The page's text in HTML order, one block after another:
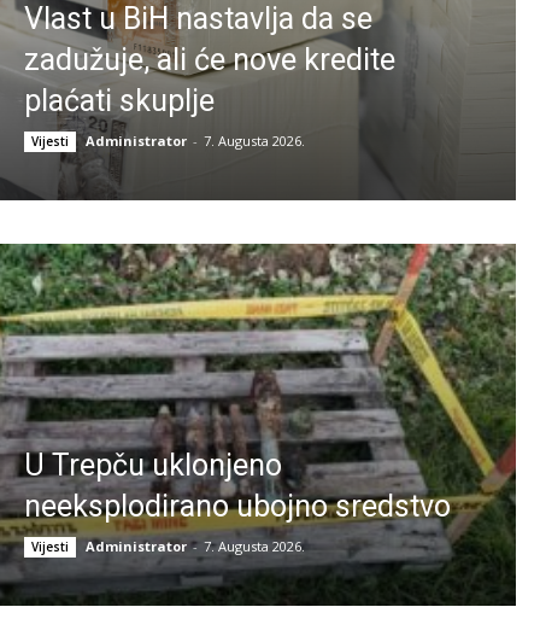
Vlast u BiH nastavlja da se
zadužuje, ali će nove kredite
plaćati skuplje
Vijesti Administrator - 7. Augusta 2026.
U Trepču uklonjeno
neeksplodirano ubojno sredstvo
Vijesti Administrator - 7. Augusta 2026.